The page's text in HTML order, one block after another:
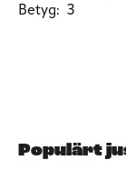
Betyg: 3
Populärt